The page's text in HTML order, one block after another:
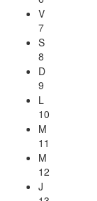
V
7
S
8
D
9
L
10
M
11
M
12
J